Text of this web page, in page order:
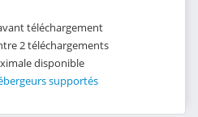
téléchargement
2 téléchargements
disponible
supportés